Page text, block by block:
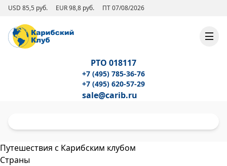
USD 85,5 руб. EUR 98,8 руб. ПТ 07/08/2026
РТО 018117
+7 (495) 785-36-76
+7 (495) 620-57-29
sale@carib.ru
Путешествия с Карибским клубом
Страны